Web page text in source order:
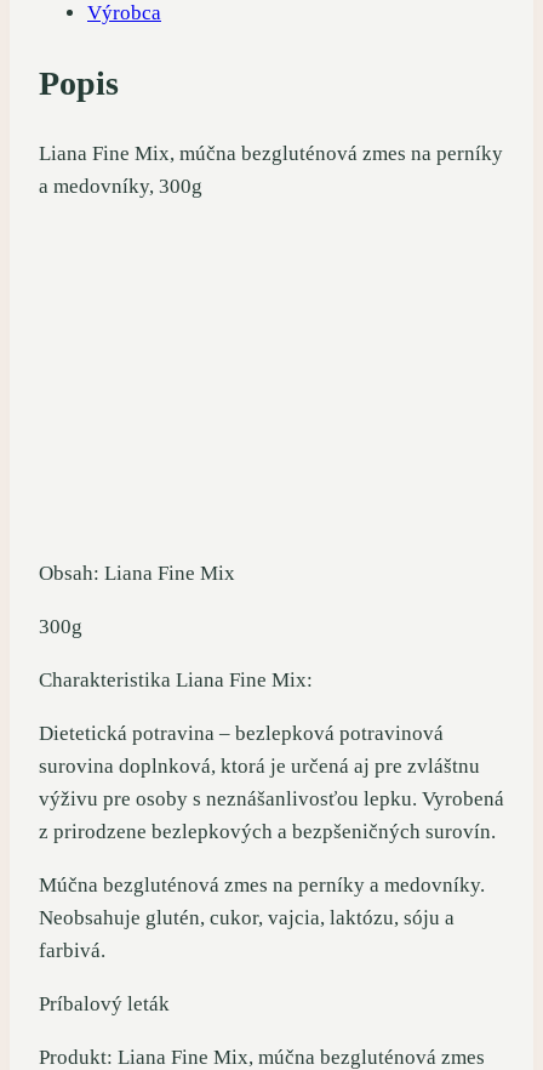
Výrobca
Popis
Liana Fine Mix, múčna bezgluténová zmes na perníky
a medovníky, 300g
Obsah: Liana Fine Mix
300g
Charakteristika Liana Fine Mix:
Dietetická potravina – bezlepková potravinová
surovina doplnková, ktorá je určená aj pre zvláštnu
výživu pre osoby s neznášanlivosťou lepku. Vyrobená
z prirodzene bezlepkových a bezpšeničných surovín.
Múčna bezgluténová zmes na perníky a medovníky.
Neobsahuje glutén, cukor, vajcia, laktózu, sóju a
farbivá.
Príbalový leták
Produkt: Liana Fine Mix, múčna bezgluténová zmes